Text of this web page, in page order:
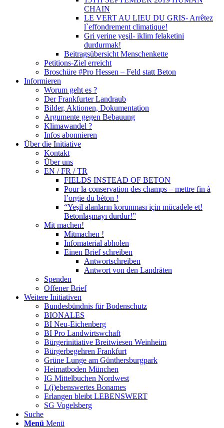
CHAIN
LE VERT AU LIEU DU GRIS- Arrêtez
l`effondrement climatique!
Gri yerine yeşil- iklim felaketini
durdurmak!
Beitragsübersicht Menschenkette
Petitions-Ziel erreicht
Broschüre #Pro Hessen – Feld statt Beton
Informieren
Worum geht es ?
Der Frankfurter Landraub
Bilder, Aktionen, Dokumentation
Argumente gegen Bebauung
Klimawandel ?
Infos abonnieren
Über die Initiative
Kontakt
Über uns
EN / FR / TR
FIELDS INSTEAD OF BETON
Pour la conservation des champs – mettre fin à
l’orgie du béton !
“Yeşil alanların korunması için mücadele et!
Betonlaşmayı durdur!”
Mit machen!
Mitmachen !
Infomaterial abholen
Einen Brief schreiben
Antwortschreiben
Antwort von den Landräten
Spenden
Offener Brief
Weitere Initiativen
Bundesbündnis für Bodenschutz
BIONALES
BI Neu-Eichenberg
BI Pro Landwirtswchaft
Bürgerinitiative Breitwiesen Weinheim
Bürgerbegehren Frankfurt
Grüne Lunge am Günthersburgpark
Heimatboden München
IG Mittelbuchen Nordwest
L(i)ebenswertes Bonames
Erlangen bleibt LEBENSWERT
SG Vogelsberg
Suche
Menü Menü